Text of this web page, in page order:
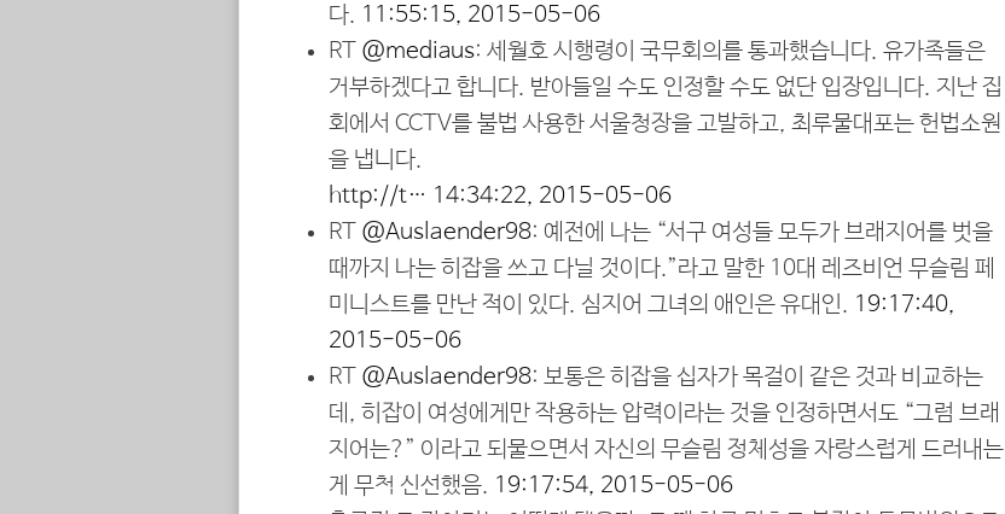
다. 11:55:15, 2015-05-06
RT @mediaus: 세월호 시행령이 국무회의를 통과했습니다. 유가족들은
거부하겠다고 합니다. 받아들일 수도 인정할 수도 없단 입장입니다. 지난 집
회에서 CCTV를 불법 사용한 서울청장을 고발하고, 최루물대포는 헌법소원
을 냅니다.
http://t… 14:34:22, 2015-05-06
RT @Auslaender98: 예전에 나는 “서구 여성들 모두가 브래지어를 벗을
때까지 나는 히잡을 쓰고 다닐 것이다.”라고 말한 10대 레즈비언 무슬림 페
미니스트를 만난 적이 있다. 심지어 그녀의 애인은 유대인. 19:17:40,
2015-05-06
RT @Auslaender98: 보통은 히잡을 십자가 목걸이 같은 것과 비교하는
데, 히잡이 여성에게만 작용하는 압력이라는 것을 인정하면서도 “그럼 브래
지어는?” 이라고 되물으면서 자신의 무슬림 정체성을 자랑스럽게 드러내는
게 무척 신선했음. 19:17:54, 2015-05-06